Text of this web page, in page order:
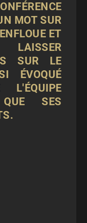
MOT SUR
ET
SUR LE
ÉVOQUÉ
L'ÉQUIPE
SES